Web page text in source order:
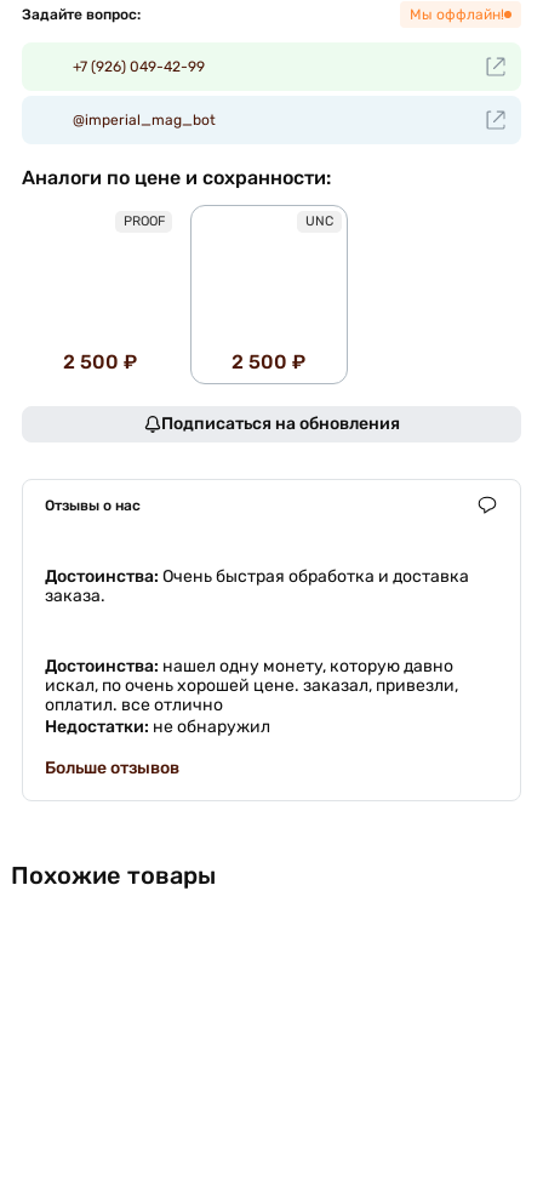
Задайте вопрос: Мы оффлайн!
+7 (926) 049-42-99
@imperial_mag_bot
Аналоги по цене и сохранности:
PROOF
2 500 ₽
UNC
2 500 ₽
Подписаться на обновления
Отзывы о нас
Достоинства: Очень быстрая обработка и доставка
заказа.
Достоинства: нашел одну монету, которую давно
искал, по очень хорошей цене. заказал, привезли,
оплатил. все отлично
Недостатки: не обнаружил
Больше отзывов
Похожие товары